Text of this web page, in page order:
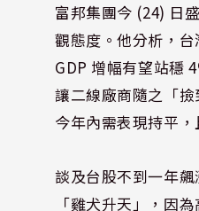
富邦集團今 (24) 日
觀態度。他分析，
GDP 增幅有望站穩
讓二線廠商隨之「
今年內需表現持平
談及台股不到一年
「雞犬升天」，因